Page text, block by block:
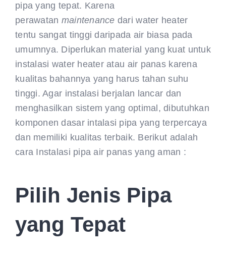
pipa yang tepat. Karena
perawatan maintenance dari water heater
tentu sangat tinggi daripada air biasa pada
umumnya. Diperlukan material yang kuat untuk
instalasi water heater atau air panas karena
kualitas bahannya yang harus tahan suhu
tinggi. Agar instalasi berjalan lancar dan
menghasilkan sistem yang optimal, dibutuhkan
komponen dasar intalasi pipa yang terpercaya
dan memiliki kualitas terbaik. Berikut adalah
cara Instalasi pipa air panas yang aman :
Pilih Jenis Pipa
yang Tepat